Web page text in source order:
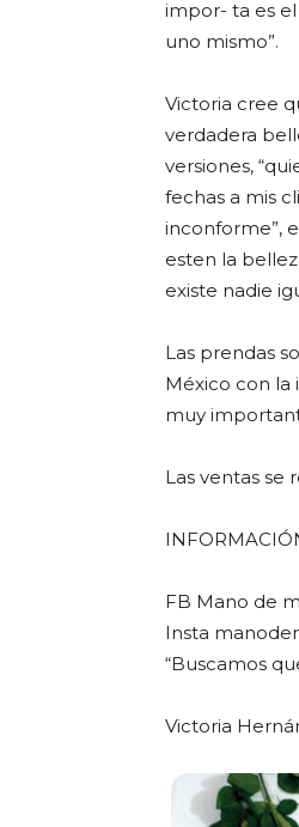
impor- ta es
uno mismo”.
Victoria cree
verdadera
versiones,
fechas a mis
inconforme”,
esten la
existe nadie
Las prendas
México con la
muy
Las ventas se
FB Mano de
Insta
“Buscamos
Victoria